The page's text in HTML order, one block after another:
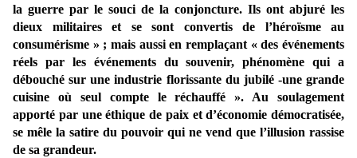
la guerre par le souci de la conjoncture. Ils ont abjuré les
dieux militaires et se sont convertis de l’héroïsme au
consumérisme » ; mais aussi en remplaçant « des événements
réels par les événements du souvenir, phénomène qui a
débouché sur une industrie florissante du jubilé -une grande
cuisine où seul compte le réchauffé ». Au soulagement
apporté par une éthique de paix et d’économie démocratisée,
se mêle la satire du pouvoir qui ne vend que l’illusion rassise
de sa grandeur.